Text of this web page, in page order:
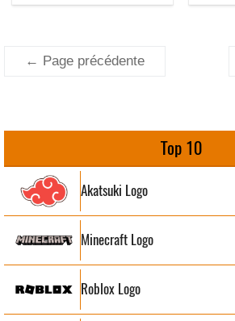
Pagination
← Page précédente
Top 10
Akatsuki Logo
Minecraft Logo
Roblox Logo